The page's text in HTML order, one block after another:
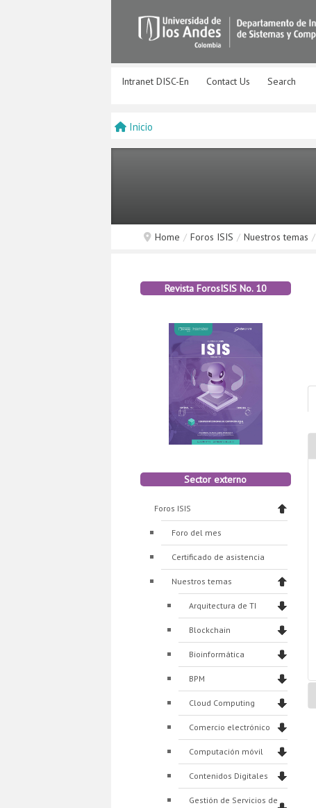
Intranet DISC-En Contact Us Search
Inicio
Home / Foros ISIS / Nuestros temas /
Revista ForosISIS No. 10
Sector externo
Foros ISIS
Foro del mes
Certificado de asistencia
Nuestros temas
Arquitectura de TI
Blockchain
Bioinformática
BPM
Cloud Computing
Comercio electrónico
Computación móvil
Contenidos Digitales
Gestión de Servicios de